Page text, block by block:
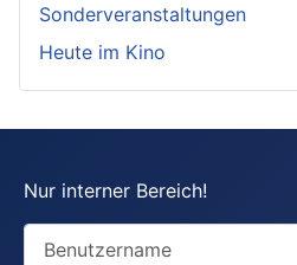
Sonderveranstaltungen
Heute im Kino
Nur interner Bereich!
Benutzername